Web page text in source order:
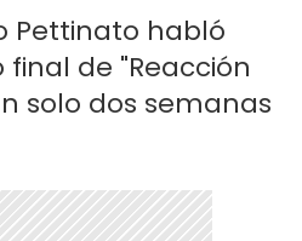
Pettinato habló
de "Reacción
solo dos semanas